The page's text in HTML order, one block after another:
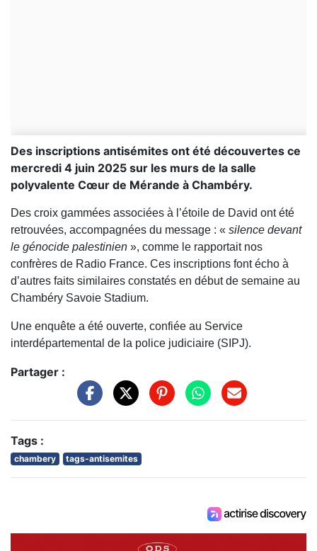
Des inscriptions antisémites ont été découvertes ce
mercredi 4 juin 2025 sur les murs de la salle
polyvalente Cœur de Mérande à Chambéry.
Des croix gammées associées à l’étoile de David ont été
retrouvées, accompagnées du message : « silence devant
le génocide palestinien », comme le rapportait nos
confrères de Radio France. Ces inscriptions font écho à
d’autres faits similaires constatés en début de semaine au
Chambéry Savoie Stadium.
Une enquête a été ouverte, confiée au Service
interdépartemental de la police judiciaire (SIPJ).
Partager :
Tags :
chambery tags-antisemites